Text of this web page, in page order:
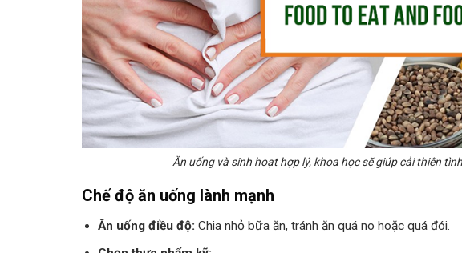
Ăn uống và sinh hoạt hợp lý, khoa học sẽ giúp cải thiện
Chế độ ăn uống lành mạnh
Ăn uống điều độ: Chia nhỏ bữa ăn, tránh ăn quá no hoặc quá đói.